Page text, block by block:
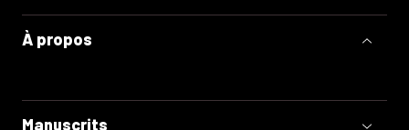
À propos
Manuscrits